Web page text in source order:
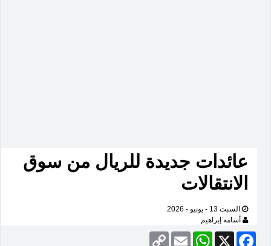
عائدات جديدة للريال من سوق
الانتقالات
السبت 13 - يونيو - 2026
أسامة إبراهيم
Facebook
X
WhatsApp
Email
Copy